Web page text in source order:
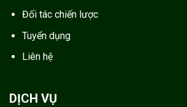
Đối tác chiến lược
Tuyển dụng
Liên hệ
DỊCH VỤ